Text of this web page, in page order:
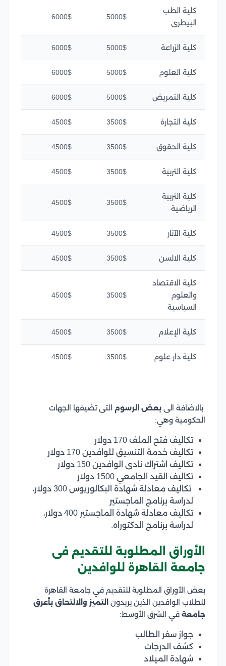
كلية الطب
البيطرى
5000$
6000$
كلية الزراعة 5000$
6000$
كلية العلوم 5000$
6000$
كلية التمريض 5000$
6000$
كلية التجارة 3500$
4500$
كلية الحقوق 3500$
4500$
كلية التربية 3500$
4500$
كلية التربية
الرياضية
3500$
4500$
كلية الآثار 3500$
4500$
كلية الالسن 3500$
4500$
كلية الاقتصاد
والعلوم
السياسية
3500$
4500$
كلية الإعلام 3500$
4500$
كلية دار علوم 3500$
4500$
بالاضافة الى بعض الرسوم التى تضيفها الجهات
الحكومية وهي:
تكاليف فتح الملف 170 دولار
تكاليف خدمة التنسيق للوافدين 170 دولار
تكاليف اشتراك نادى الوافدين 150 دولار
تكاليف القيد الجامعي 1500 دولار
تكاليف معادلة شهادة البكالوريوس 300 دولار،
لدراسة برنامج الماجستير
تكاليف معادلة شهادة الماجستير 400 دولار،
لدراسة برنامج الدكتوراه.
الأوراق المطلوبة للتقديم فى
جامعة القاهرة للوافدين
بعض الأوراق المطلوبة للتقديم في جامعة القاهرة
للطلاب الوافدين الذين يريدون التميز والالتحاق بأعرق
جامعة في الشرق الأوسط:
جواز سفر الطالب
كشف الدرجات
شهادة الميلاد